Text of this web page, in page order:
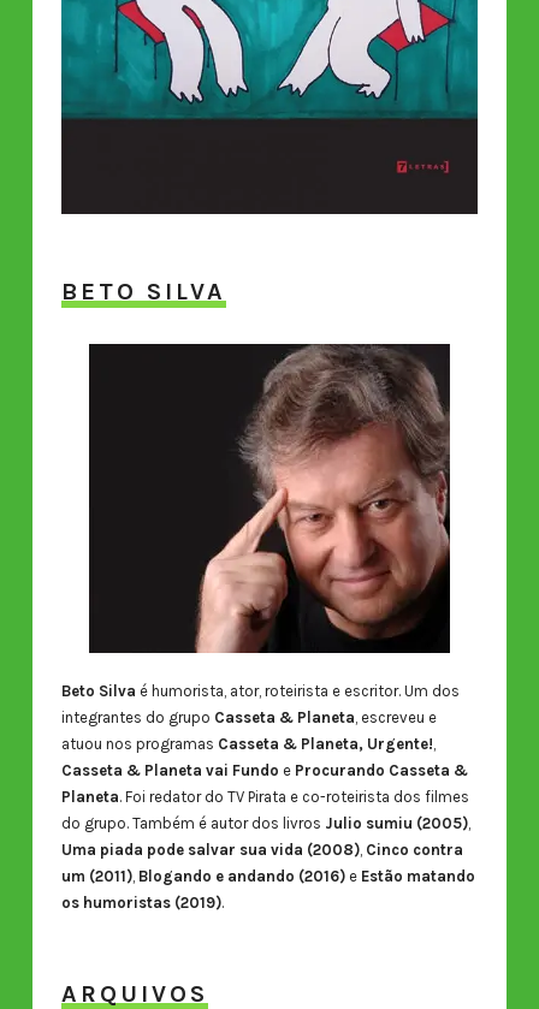
BETO SILVA
Beto Silva é humorista, ator, roteirista e escritor. Um dos
integrantes do grupo Casseta & Planeta , escreveu e
atuou nos programas Casseta & Planeta, Urgente!
Casseta & Planeta vai Fundo e Procurando Casseta &
Planeta. Foi redator do TV Pirata e co-roteirista dos filmes
do grupo. Também é autor dos livros Julio sumiu (2005),
Uma piada pode salvar sua vida (2008), Cinco contra
um (2011), Blogando e andando (2016)e Estão matando
os humoristas (2019).
ARQUIVOS